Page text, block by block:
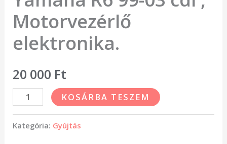
Motorvezérlő
elektronika.
20 000 Ft
KOSÁRBA TESZEM
Kategória: Gyújtás